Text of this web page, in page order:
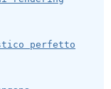
perfetto